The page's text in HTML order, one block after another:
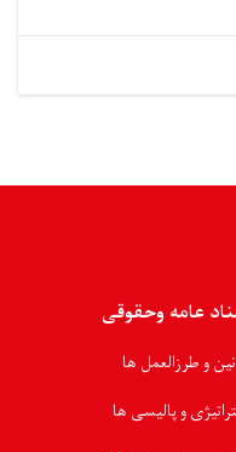
عامه وحقوقی
و طرزالعمل ها
و پالیسی ها